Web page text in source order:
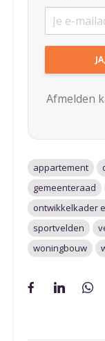
Afmelden
appartement
gemeenteraad
ontwikkelkader
sportvelden
woningbouw